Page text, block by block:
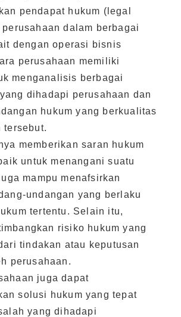
pendapat hukum (legal
dalam berbagai
dengan operasi bisnis
perusahaan memiliki
menganalisis berbagai
dihadapi perusahaan dan
hukum yang berkualitas
tersebut.
memberikan saran hukum
untuk menangani suatu
mampu menafsirkan
undangan yang berlaku
tertentu. Selain itu,
risiko hukum yang
tindakan atau keputusan
perusahaan.
juga dapat
solusi hukum yang tepat
yang dihadapi